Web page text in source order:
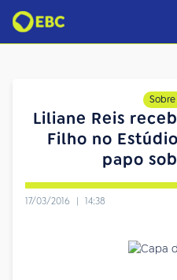
Sobre
Liliane Reis
Filho no
papo
17/03/2016 | 14:38